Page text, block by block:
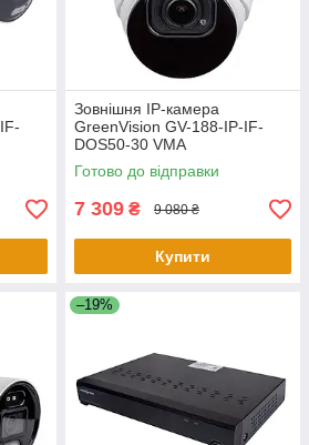
Зовнішня IP-камера
GreenVision GV-188-IP-IF-
DOS50-30 VMA
Готово до відправки
7 309 ₴ 9 080 ₴
Купити
–19%